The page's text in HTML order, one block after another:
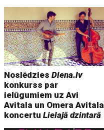
NoslēdziesDiena.lv
konkurss par
ielūgumiem uz Avi
Avitala un Omera Avitala
koncertuLielajā dzintarā